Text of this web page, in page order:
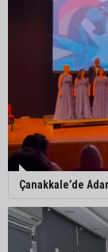
Çanakkale’de